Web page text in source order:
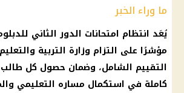
ما وراء الخبر
مؤشرًا على التزام وزارة التربية
التقييم الشامل، وضمان حصول كل
كاملة في استكمال مساره التعليمي